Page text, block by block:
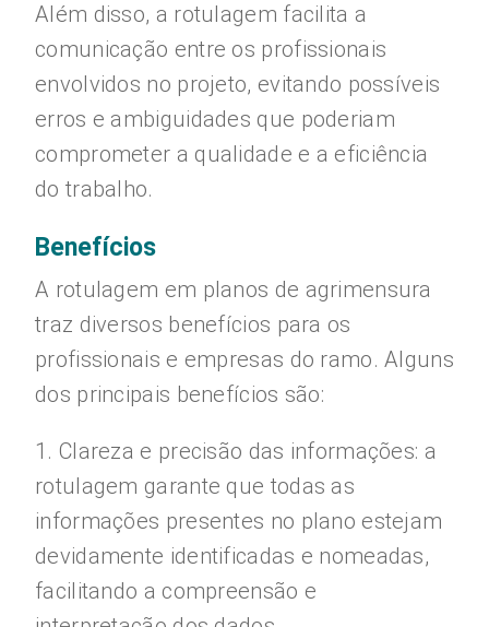
Além disso, a rotulagem facilita a
comunicação entre os profissionais
envolvidos no projeto, evitando possíveis
erros e ambiguidades que poderiam
comprometer a qualidade e a eficiência
do trabalho.
Benefícios
A rotulagem em planos de agrimensura
traz diversos benefícios para os
profissionais e empresas do ramo. Alguns
dos principais benefícios são:
1. Clareza e precisão das informações: a
rotulagem garante que todas as
informações presentes no plano estejam
devidamente identificadas e nomeadas,
facilitando a compreensão e